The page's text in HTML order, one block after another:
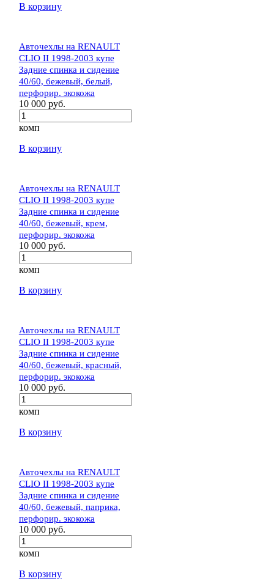
В корзину
Авточехлы на RENAULT
CLIO II 1998-2003 купе
Задние спинка и сидение
40/60, бежевый, белый,
перфорир. экокожа
10 000 руб.
комп
В корзину
Авточехлы на RENAULT
CLIO II 1998-2003 купе
Задние спинка и сидение
40/60, бежевый, крем,
перфорир. экокожа
10 000 руб.
комп
В корзину
Авточехлы на RENAULT
CLIO II 1998-2003 купе
Задние спинка и сидение
40/60, бежевый, красный,
перфорир. экокожа
10 000 руб.
комп
В корзину
Авточехлы на RENAULT
CLIO II 1998-2003 купе
Задние спинка и сидение
40/60, бежевый, паприка,
перфорир. экокожа
10 000 руб.
комп
В корзину